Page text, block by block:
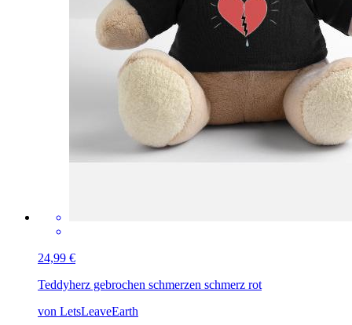
24,99 €
Teddyherz gebrochen schmerzen schmerz rot
von LetsLeaveEarth